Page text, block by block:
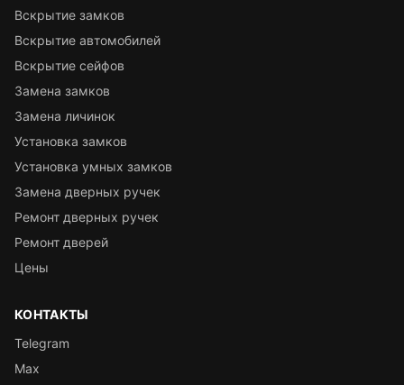
Вскрытие замков
Вскрытие автомобилей
Вскрытие сейфов
Замена замков
Замена личинок
Установка замков
Установка умных замков
Замена дверных ручек
Ремонт дверных ручек
Ремонт дверей
Цены
КОНТАКТЫ
Telegram
Max